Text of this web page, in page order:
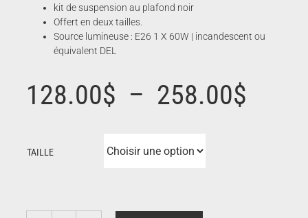
kit de suspension au plafond noir
Offert en deux tailles.
Source lumineuse : E26 1 X 60W | incandescent ou
équivalent DEL
128.00$ – 258.00$
TAILLE